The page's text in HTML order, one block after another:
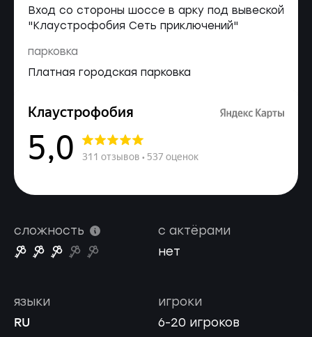
Вход со стороны шоссе в арку под вывеской
"Клаустрофобия Сеть приключений"
парковка
Платная городская парковка
сложность
с актёрами
нет
игроки
6-20 игроков
языки
RU